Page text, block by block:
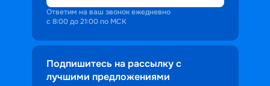
Ответим на ваш звонок ежедневно
с 8:00 до 21:00 по МСК
Подпишитесь на рассылку с
лучшими предложениями